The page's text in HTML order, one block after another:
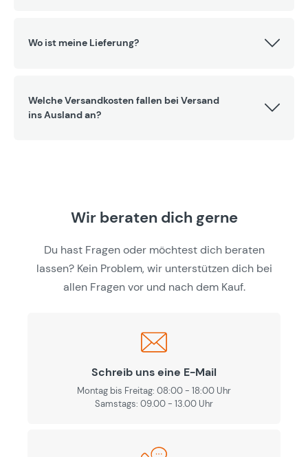
Wo ist meine Lieferung?
Welche Versandkosten fallen bei Versand
ins Ausland an?
Wir beraten dich gerne
Du hast Fragen oder möchtest dich beraten
lassen? Kein Problem, wir unterstützen dich bei
allen Fragen vor und nach dem Kauf.
Schreib uns eine E-Mail
Montag bis Freitag: 08:00 - 18:00 Uhr
Samstags: 09.00 - 13.00 Uhr